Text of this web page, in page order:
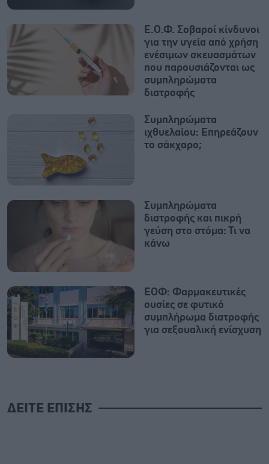
Ε.Ο.Φ. Σοβαροί κίνδυνοι
για την υγεία από χρήση
ενέσιμων σκευασμάτων
που παρουσιάζονται ως
συμπληρώματα
διατροφής
Συμπληρώματα
ιχθυελαίου: Επηρεάζουν
το σάκχαρο;
Συμπληρώματα
διατροφής και πικρή
γεύση στο στόμα: Τι να
κάνω
ΕΟΦ: Φαρμακευτικές
ουσίες σε φυτικό
συμπλήρωμα διατροφής
για σεξουαλική ενίσχυση
ΔΕΙΤΕ ΕΠΙΣΗΣ